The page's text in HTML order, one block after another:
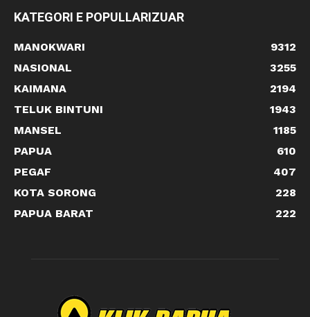
KATEGORI E POPULLARIZUAR
MANOKWARI
9312
NASIONAL
3255
KAIMANA
2194
TELUK BINTUNI
1943
MANSEL
1185
PAPUA
610
PEGAF
407
KOTA SORONG
228
PAPUA BARAT
222